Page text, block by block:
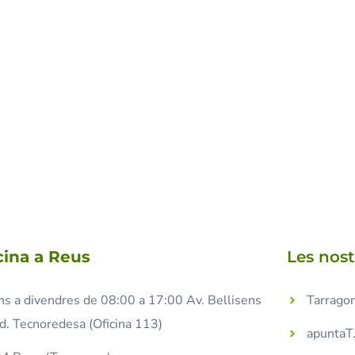
a Reus
a divendres de 08:00 a 17:00 Av. Bellisens
Tecnoredesa (Oficina 113)
Les